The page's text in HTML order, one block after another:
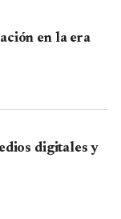
en la era
digitales y